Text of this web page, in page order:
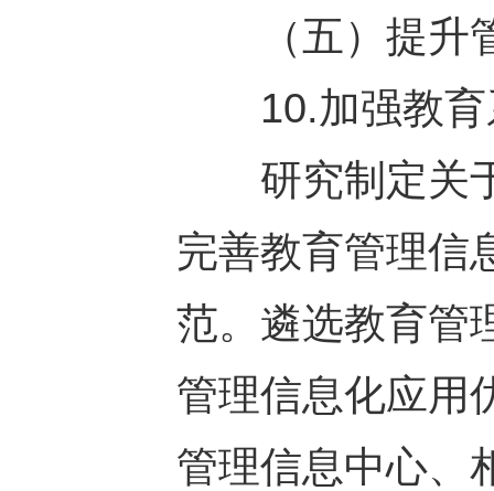
（五）提升管
10.加强教育
研究制定关于
完善教育管理信
范。遴选教育管
管理信息化应用
管理信息中心、